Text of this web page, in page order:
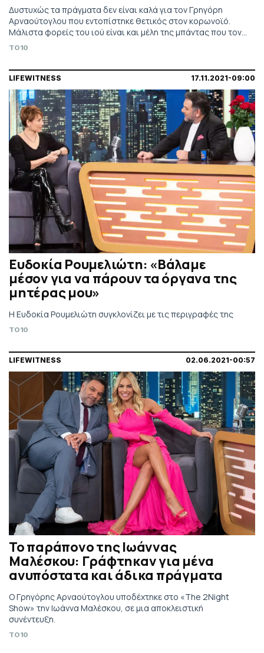
Δυστυχώς τα πράγματα δεν είναι καλά για τον Γρηγόρη
Αρναούτογλου που εντοπίστηκε θετικός στον κορωνοϊό.
Μάλιστα φορείς του ιού είναι και μέλη της μπάντας που τον
συνοδεύει στην εκπομπή.
TO10
LIFEWITNESS 17.11.2021-09:00
Ευδοκία Ρουμελιώτη: «Βάλαμε
μέσον για να πάρουν τα όργανα της
μητέρας μου»
Η Ευδοκία Ρουμελιώτη συγκλονίζει με τις περιγραφές της
TO10
LIFEWITNESS 02.06.2021-00:57
Το παράπονο της Ιωάννας
Μαλέσκου: Γράφτηκαν για μένα
ανυπόστατα και άδικα πράγματα
Ο Γρηγόρης Αρναούτογλου υποδέχτηκε στο «The 2Night
Show» την Ιωάννα Μαλέσκου, σε μια αποκλειστική
συνέντευξη.
TO10